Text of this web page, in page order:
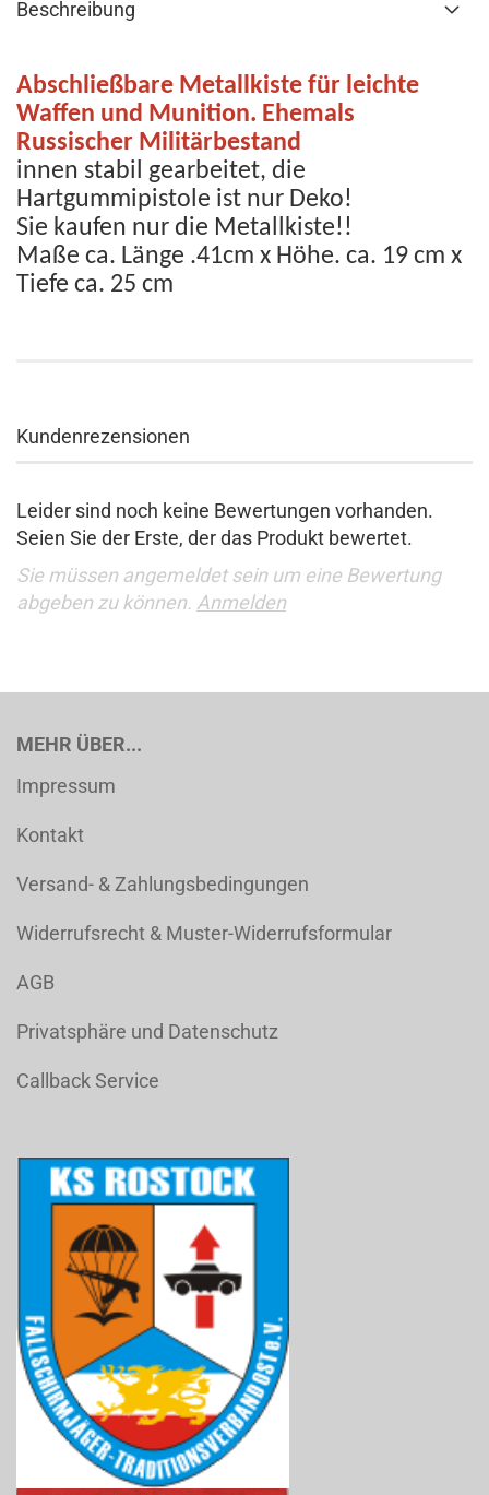
Beschreibung
Abschließbare Metallkiste für leichte
Waffen und Munition. Ehemals
Russischer Militärbestand
innen stabil gearbeitet, die
Hartgummipistole ist nur Deko!
Sie kaufen nur die Metallkiste!!
Maße ca. Länge .41cm x Höhe. ca. 19 cm x
Tiefe ca. 25 cm
Kundenrezensionen
Leider sind noch keine Bewertungen vorhanden.
Seien Sie der Erste, der das Produkt bewertet.
Sie müssen angemeldet sein um eine Bewertung
abgeben zu können. Anmelden
MEHR ÜBER...
Impressum
Kontakt
Versand- & Zahlungsbedingungen
Widerrufsrecht & Muster-Widerrufsformular
AGB
Privatsphäre und Datenschutz
Callback Service